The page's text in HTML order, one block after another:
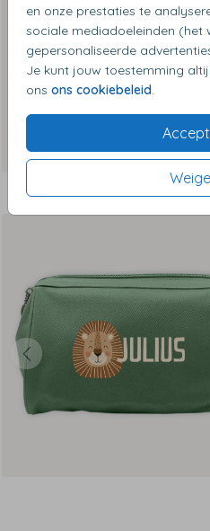
en onze prestaties te
sociale mediadoeleinden (het
gepersonaliseerde
Je kunt jouw toestemming
ons ons cookiebeleid
Dit vind je misschien